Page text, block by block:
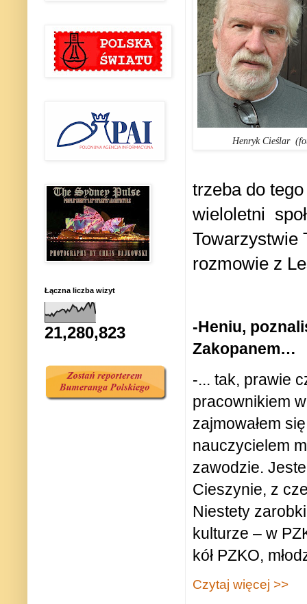
Henryk Cieślar
trzeba do
wieloletni
Towarzystwie
rozmowie z
-Heniu,
Zakopanem…
-... tak, prawie
pracownikiem
zajmowałem
nauczycielem
zawodzie.
Cieszynie, z
Niestety
kulturze – w
kół PZKO,
Czytaj więcej >>
Łączna liczba wizyt
21,280,823